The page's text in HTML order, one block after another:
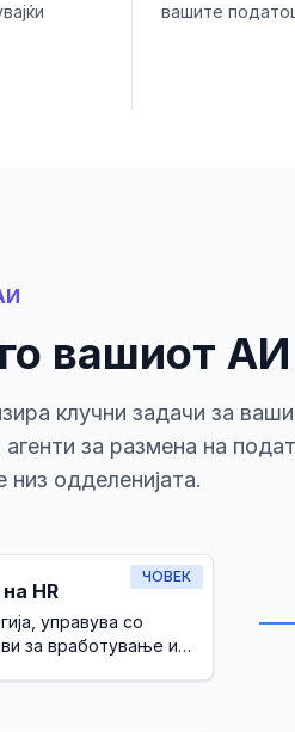
вашите
вашиот АИ
клучни задачи за
за размена на
одделенијата.
ЧОВЕК
HR
управува со
за вработување и